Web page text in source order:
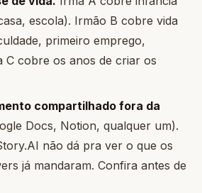
escola). Irmão B cobre vida
primeiro emprego,
C cobre os anos de criar os
compartilhado fora da
Docs, Notion, qualquer um).
não dá pra ver o que os
já mandaram. Confira antes de